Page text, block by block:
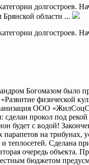
долгостроев.
области ...
долгостроев.
Богомазом было
физической
ООО
прокол под
будет с водой!
на
теплосетей. Сделана
очередь
бюджетом